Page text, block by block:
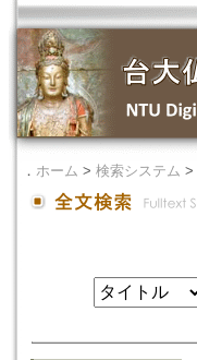
． ホーム > 検索システム >